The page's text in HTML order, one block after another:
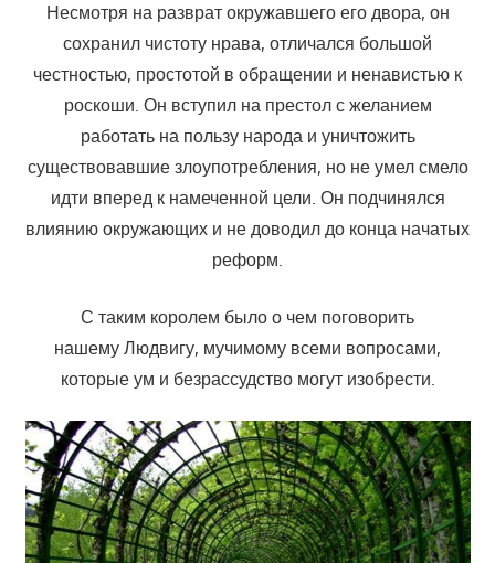
Несмотря на разврат окружавшего его двора, он
сохранил чистоту нрава, отличался большой
честностью, простотой в обращении и ненавистью к
роскоши. Он вступил на престол с желанием
работать на пользу народа и уничтожить
существовавшие злоупотребления, но не умел смело
идти вперед к намеченной цели. Он подчинялся
влиянию окружающих и не доводил до конца начатых
реформ.
С таким королем было о чем поговорить
нашему Людвигу, мучимому всеми вопросами,
которые ум и безрассудство могут изобрести.